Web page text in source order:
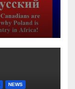
NEWS